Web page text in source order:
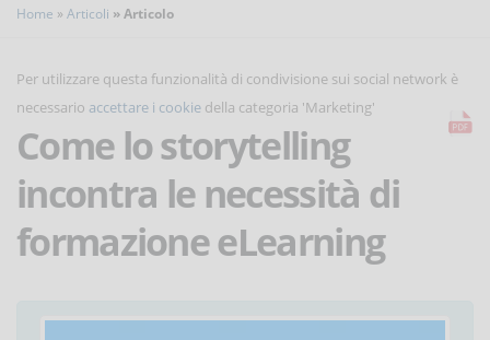
Home Articoli Articolo
Per utilizzare questa funzionalità di condivisione sui social network è
necessario accettare i cookie della categoria 'Marketing'
Come lo storytelling
incontra le necessità di
formazione eLearning